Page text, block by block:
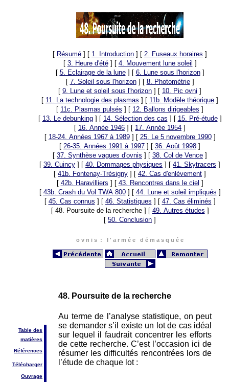
[ Résumé ] [ 1. Introduction ] [ 2. Fuseaux horaires ]
[ 3. Heure d'été] [ 4. Mouvement lune soleil ]
[ 5. Eclairage de la lune] [ 6. Lune sous l'horizon]
[ 7. Soleil sous l'horizon] [ 8. Photométrie]
[ 9. Lune et soleil sous l'horizon ] [ 10. Pic ovni ]
[ 11. La technologie des plasmas ] [ 11b. Modèle théorique ]
[ 11c. Plasmas pulsés ] [ 12. Ballons dirigeables ]
[ 13. Le debunking] [ 14. Sélection des cas ] [ 15. Pré-étude]
[ 16. Année 1946 ] [ 17. Année 1954 ]
[ 18-24. Années 1967 à 1989] [ 25. Le 5 novembre 1990]
[ 26-35. Années 1991 à 1997 ] [ 36. Août 1998 ]
[ 37. Synthèse vagues d'ovnis ] [ 38. Col de Vence ]
[ 39. Cuincy ] [ 40. Dommages physiques ] [ 41. Skytracers ]
[ 41b. Fontenay-Trésigny ] [ 42. Cas d'enlèvement ]
[ 42b. Haravilliers ] [ 43. Rencontres dans le ciel ]
[ 43b. Crash du Vol TWA 800] [ 44. Lune et soleil impliqués ]
[ 45. Cas connus ] [ 46. Statistiques ] [ 47. Cas éliminés ]
[ 48. Poursuite de la recherche ] [ 49. Autres études ]
[ 50. Conclusion ]
o v n i s : l ' a r m é e d é m a s q u é e
Table des
matières
Références
Télécharger
Ouvrage
48. Poursuite de la recherche
Au terme de l’analyse statistique, on peut
se demander s’il existe un lot de cas idéal
sur lequel il faudrait concentrer les efforts
de cette recherche. C’est l’occasion ici de
résumer les difficultés rencontrées lors de
l’étude de chaque lot :